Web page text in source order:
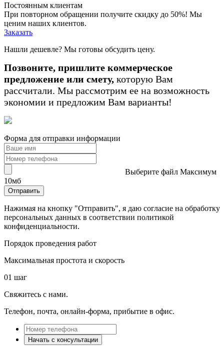
Постоянным клиентам
При повторном обращении получите скидку до 50%! Мы
ценим наших клиентов.
Заказать
Нашли дешевле? Мы готовы обсудить цену.
Позвоните, пришлите коммерческое
предложение или смету, которую Вам
рассчитали. Мы рассмотрим ее на возможность
экономии и предложим Вам варианты!
Форма для отправки информации
Выберите файл Максимум
10мб
Отправить
Нажимая на кнопку "Отправить", я даю согласие на обработку
персональных данных в соответствии политикой
конфиденциальности.
Порядок проведения работ
Максимальная простота и скорость
01 шаг
Свяжитесь с нами.
Телефон, почта, онлайн-форма, прибытие в офис.
Начать с консультации